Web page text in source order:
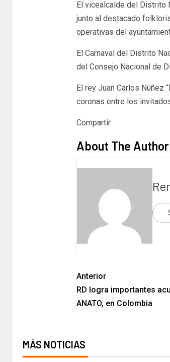
El vicealcalde del Distrito
junto al destacado
operativas del
El Carnaval del Distrito
del Consejo Nacional de
El rey Juan Carlos Núñez
coronas entre los
Compartir
About The Author
Anterior
RD logra importantes
ANATO, en Colombia
MÁS NOTICIAS